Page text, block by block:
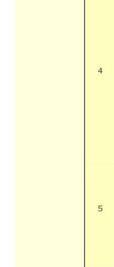
4
5